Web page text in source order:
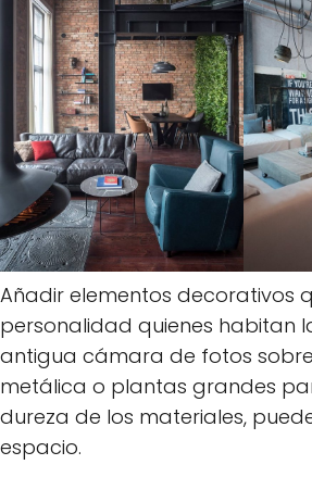
Añadir elementos decorativos
personalidad quienes habitan
antigua cámara de fotos
metálica o plantas grandes
dureza de los materiales,
espacio.